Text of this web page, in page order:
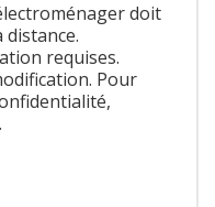
doit
requises.
Pour